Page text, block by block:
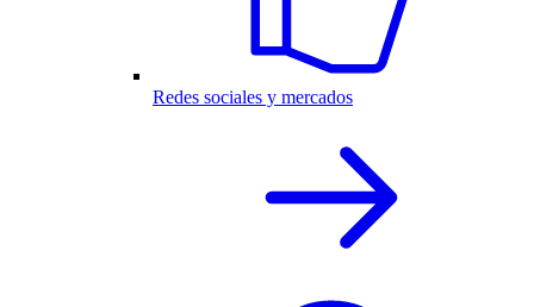
Redes sociales y mercados